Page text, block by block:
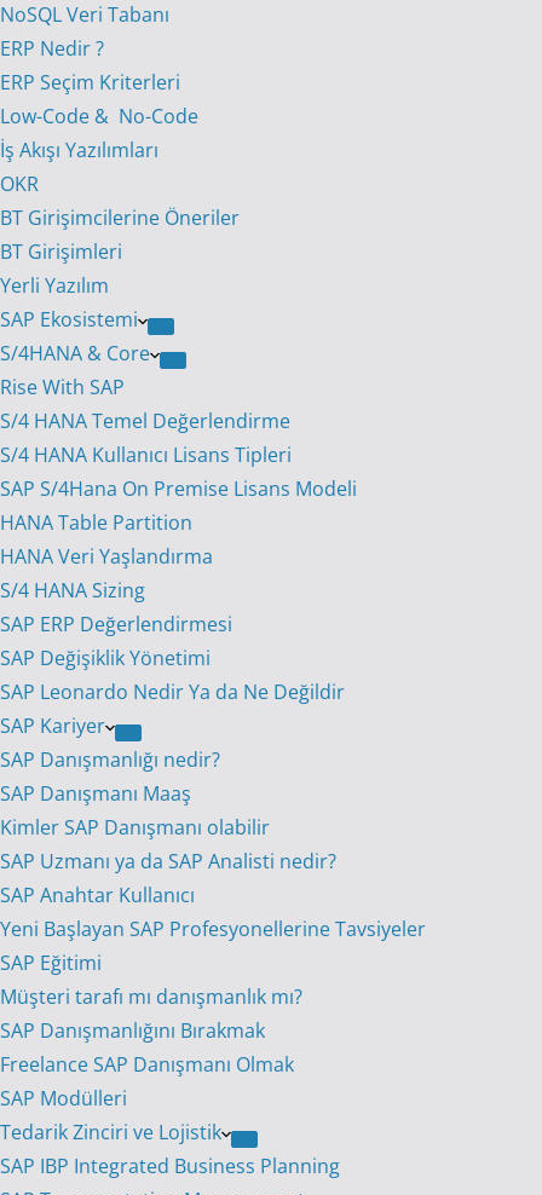
NoSQL Veri Tabanı
ERP Nedir ?
ERP Seçim Kriterleri
Low-Code & No-Code
İş Akışı Yazılımları
OKR
BT Girişimcilerine Öneriler
BT Girişimleri
Yerli Yazılım
SAP Ekosistemi
S/4HANA & Core
Rise With SAP
S/4 HANA Temel Değerlendirme
S/4 HANA Kullanıcı Lisans Tipleri
SAP S/4Hana On Premise Lisans Modeli
HANA Table Partition
HANA Veri Yaşlandırma
S/4 HANA Sizing
SAP ERP Değerlendirmesi
SAP Değişiklik Yönetimi
SAP Leonardo Nedir Ya da Ne Değildir
SAP Kariyer
SAP Danışmanlığı nedir?
SAP Danışmanı Maaş
Kimler SAP Danışmanı olabilir
SAP Uzmanı ya da SAP Analisti nedir?
SAP Anahtar Kullanıcı
Yeni Başlayan SAP Profesyonellerine Tavsiyeler
SAP Eğitimi
Müşteri tarafı mı danışmanlık mı?
SAP Danışmanlığını Bırakmak
Freelance SAP Danışmanı Olmak
SAP Modülleri
Tedarik Zinciri ve Lojistik
SAP IBP Integrated Business Planning